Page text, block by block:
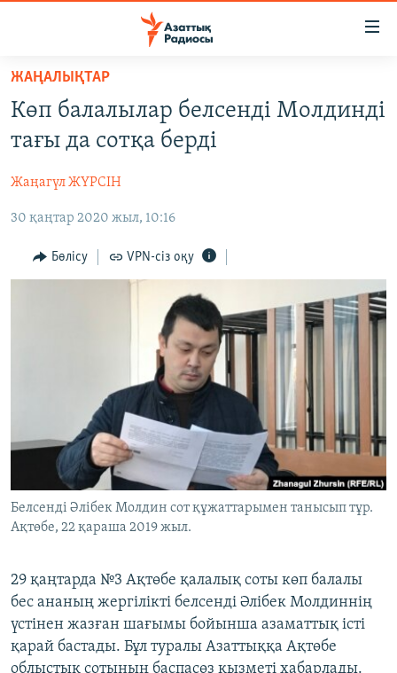
Skip
main
content
to
Navigation
ЖАҢАЛЫҚТАР
ҚАҢТАР ОҚИҒАСЫ
АДАМ ҚҰҚЫҚТАРЫ
ӘЛЕУМЕТ
Басқа тілдерде
ЖАҢАЛЫҚТАР
Көп балалылар белсенді Молдинді
тағы да сотқа берді
Жаңагүл ЖҮРСІН
30 қаңтар 2020 жыл, 10:16
Бөлісу VPN-сіз оқу
Белсенді Әлібек Молдин сот құжаттарымен танысып тұр.
Ақтөбе, 22 қараша 2019 жыл.
29 қаңтарда №3 Ақтөбе қалалық соты көп балалы
бес ананың жергілікті белсенді Әлібек Молдиннің
үстінен жазған шағымы бойынша азаматтық істі
қарай бастады. Бұл туралы Азаттыққа Ақтөбе
облыстық сотының баспасөз қызметі хабарлады.